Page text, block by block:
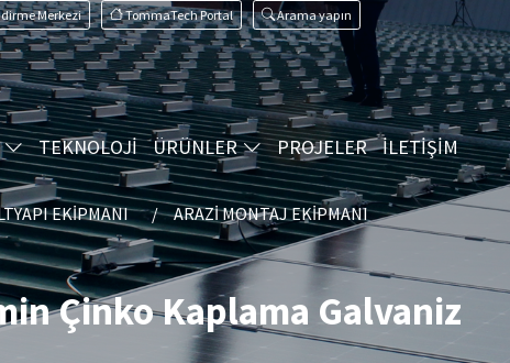
Merkezi TommaTech Portal Arama yapın
TEKNOLOJİ ÜRÜNLER PROJELER İLETİŞİM
EKIPMANI ARAZI MONTAJ EKIPMANI
Çinko Kaplama Galvaniz